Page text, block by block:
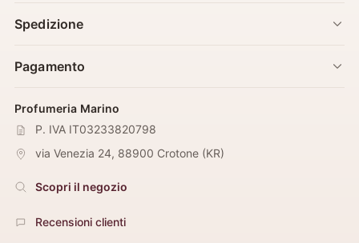
Spedizione
Pagamento
Profumeria Marino
P. IVA IT03233820798
via Venezia 24, 88900 Crotone (KR)
Scopri il negozio
Recensioni clienti